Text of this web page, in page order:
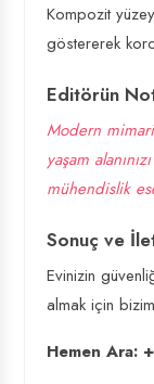
Kompozit
göstererek
Editörün
Modern
yaşam
mühendislik
Sonuç ve
Evinizin
almak için
Hemen Ara: